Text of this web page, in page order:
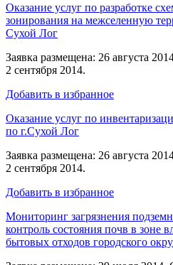
Оказание услуг по разработке
зонирования на межселенную
Сухой Лог
Заявка размещена: 26 августа
2 сентября 2014.
Добавить в избранное
Оказание услуг по
по г.Сухой Лог
Заявка размещена: 26 августа
2 сентября 2014.
Добавить в избранное
Мониторинг загрязнения
контроль состояния почв в зоне
бытовых отходов городского